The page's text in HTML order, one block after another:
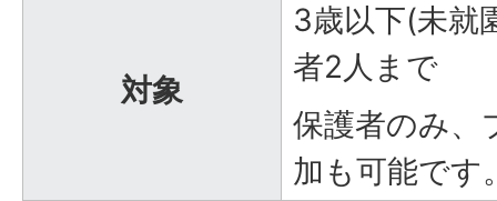
対象
3歳以下(未就
者2人まで
保護者のみ、
加も可能です